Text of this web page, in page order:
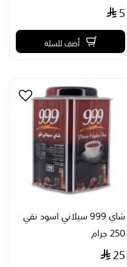
5
أضف للسلة
شاي 999 سيلاني اسود نقي
250 جرام
25